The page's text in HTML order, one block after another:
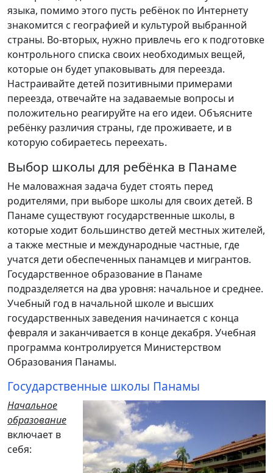
языка, помимо этого пусть ребёнок по Интернету
знакомится с географией и культурой выбранной
страны. Во-вторых, нужно привлечь его к подготовке
контрольного списка своих необходимых вещей,
которые он будет упаковывать для переезда.
Настраивайте детей позитивными примерами
переезда, отвечайте на задаваемые вопросы и
положительно реагируйте на его идеи. Объясните
ребёнку различия страны, где проживаете, и в
которую собираетесь переехать.
Выбор школы для ребёнка в Панаме
Не маловажная задача будет стоять перед
родителями, при выборе школы для своих детей. В
Панаме существуют государственные школы, в
которые ходит большинство детей местных жителей,
а также местные и международные частные, где
учатся дети обеспеченных панамцев и мигрантов.
Государственное образование в Панаме
подразделяется на два уровня: начальное и среднее.
Учебный год в начальной школе и высших
государственных заведения начинается с конца
февраля и заканчивается в конце декабря. Учебная
программа контролируется Министерством
Образования Панамы.
Государственные школы Панамы
Начальное
образование
включает в
себя: